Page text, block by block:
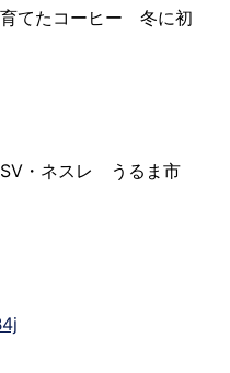
てたコーヒー 冬に初
・ネスレ うるま市